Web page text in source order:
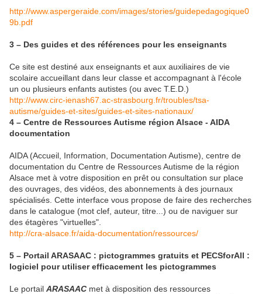
http://www.aspergeraide.com/images/stories/guidepedagogique0
9b.pdf
3 – Des guides et des références pour les enseignants
Ce site est destiné aux enseignants et aux auxiliaires de vie
scolaire accueillant dans leur classe et accompagnant à l'école
un ou plusieurs enfants autistes (ou avec T.E.D.)
http://www.circ-ienash67.ac-strasbourg.fr/troubles/tsa-
autisme/guides-et-sites/guides-et-sites-nationaux/
4 – Centre de Ressources Autisme région Alsace - AIDA
documentation
AIDA (Accueil, Information, Documentation Autisme), centre de
documentation du Centre de Ressources Autisme de la région
Alsace met à votre disposition en prêt ou consultation sur place
des ouvrages, des vidéos, des abonnements à des journaux
spécialisés. Cette interface vous propose de faire des recherches
dans le catalogue (mot clef, auteur, titre...) ou de naviguer sur
des étagères "virtuelles".
http://cra-alsace.fr/aida-documentation/ressources/
5 – Portail ARASAAC : pictogrammes gratuits et PECSforAll :
logiciel pour utiliser efficacement les pictogrammes
Le portail ARASAAC met à disposition des ressources